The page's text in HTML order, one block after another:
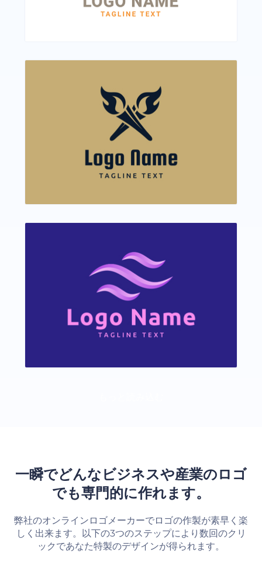
一瞬でどんなビジネスや産業のロゴ
でも専門的に作れます。
弊社のオンラインロゴメーカーでロゴの作製が素早く楽
しく出来ます。以下の3つのステップにより数回のクリ
ックであなた特製のデザインが得られます。